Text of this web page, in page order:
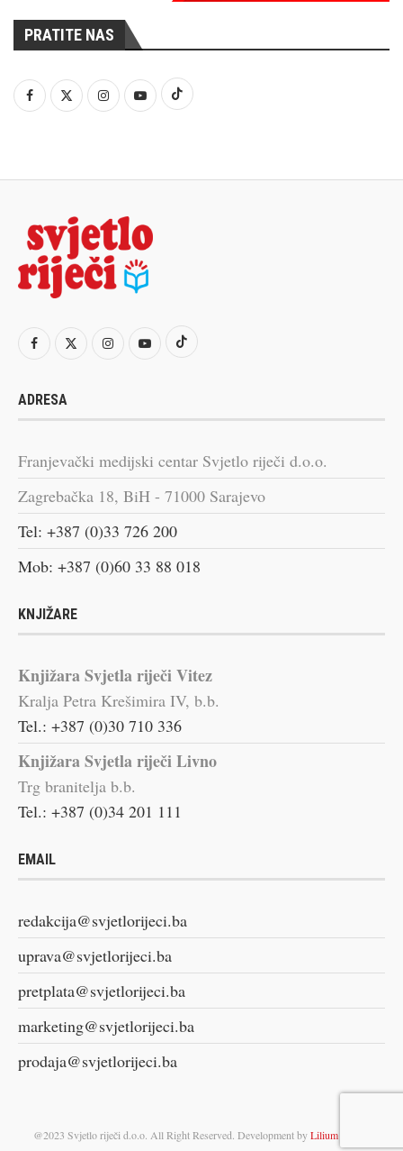
PRATITE NAS
ADRESA
Franjevački medijski centar Svjetlo riječi d.o.o.
Zagrebačka 18, BiH - 71000 Sarajevo
Tel: +387 (0)33 726 200
Mob: +387 (0)60 33 88 018
KNJIŽARE
Knjižara Svjetla riječi Vitez
Kralja Petra Krešimira IV, b.b.
Tel.: +387 (0)30 710 336
Knjižara Svjetla riječi Livno
Trg branitelja b.b.
Tel.: +387 (0)34 201 111
EMAIL
redakcija@svjetlorijeci.ba
uprava@svjetlorijeci.ba
pretplata@svjetlorijeci.ba
marketing@svjetlorijeci.ba
prodaja@svjetlorijeci.ba
@2023 Svjetlo riječi d.o.o. All Right Reserved. Development byLilium Digital